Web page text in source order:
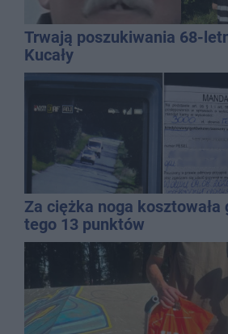
Trwają poszukiwania 68-
Kucały
Za ciężka noga kosztowała
tego 13 punktów